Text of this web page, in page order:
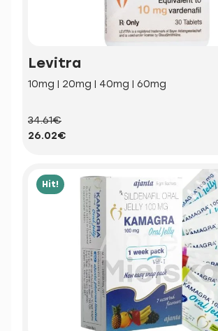
Levitra
10mg | 20mg | 40mg | 60mg
34.61€
26.02€
Hit!